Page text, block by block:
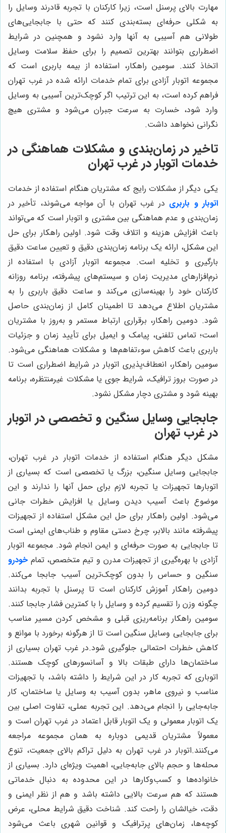
مهارت بالای پرسنل است، زیرا کارکنان با تجربه قادرند وسایل را
به شکلی حرفه‌ای بسته‌بندی کنند که حتی با جابجایی‌های
طولانی هم آسیبی به آنها وارد نشود و همچنین در شرایط
اضطراری بتوانند بهترین تصمیم را برای حفظ سلامت وسایل
اتخاذ کنند. سومین راهکار، استفاده از بیمه باربری است که
مجموعه اتوبار آزادی برای تمام خدمات ارائه شده در غرب تهران
فراهم کرده است، به این ترتیب اگر کوچک‌ترین آسیبی به وسایل
وارد شود، خسارت به سرعت جبران می‌شود و مشتری هیچ
نگرانی نخواهد داشت.
تاخیر در زمان‌بندی و مشکلات هماهنگی در
خدمات اتوبار در غرب تهران
یکی دیگر از مشکلات رایج که مشتریان هنگام استفاده از خدمات
اتوبار و باربری در غرب تهران با آن مواجه می‌شوند، تأخیر در
زمان‌بندی و عدم هماهنگی بین مشتری و اتوبار است که می‌تواند
باعث افزایش هزینه و اتلاف وقت شود. اولین راهکار برای حل
این مشکل، ارائه یک برنامه زمان‌بندی دقیق و تعیین ساعت دقیق
بارگیری و تخلیه است. مجموعه اتوبار آزادی با استفاده از
نرم‌افزارهای مدیریت زمان و سیستم‌های پیشرفته، برنامه روزانه
کارکنان خود را بهینه‌سازی می‌کند و ساعت دقیق باربری را به
مشتریان اطلاع می‌دهد تا اطمینان کامل از زمان‌بندی حاصل
شود. دومین راهکار، برقراری ارتباط مستمر و به‌روز با مشتریان
است؛ تماس تلفنی، پیامک و ایمیل برای تأیید زمان و جزئیات
باربری باعث کاهش سوءتفاهم‌ها و مشکلات هماهنگی می‌شود.
سومین راهکار، انعطاف‌پذیری اتوبار در شرایط اضطراری است تا
در صورت بروز ترافیک، شرایط جوی یا مشکلات غیرمنتظره، برنامه
بهینه شود و مشتری دچار مشکل نشود.
جابجایی وسایل سنگین و تخصصی در اتوبار
در غرب تهران
مشکل دیگر هنگام استفاده از خدمات اتوبار در غرب تهران،
جابجایی وسایل سنگین، بزرگ یا تخصصی است که بسیاری از
اتوبارها تجهیزات یا تجربه لازم برای حمل آنها را ندارند و این
موضوع باعث آسیب دیدن وسایل یا افزایش خطرات جانی
می‌شود. اولین راهکار برای حل این مشکل استفاده از تجهیزات
پیشرفته مانند بالابر، چرخ دستی مقاوم و طناب‌های ایمنی است
تا جابجایی به صورت حرفه‌ای و ایمن انجام شود. مجموعه اتوبار
آزادی با بهره‌گیری از تجهیزات مدرن و تیم متخصص، تمام خودرو
سنگین و حساس را بدون کوچک‌ترین آسیب جابجا می‌کند.
دومین راهکار آموزش کارکنان است تا پرسنل با تجربه بدانند
چگونه وزن را تقسیم کرده و وسایل را با کمترین فشار جابجا کنند.
سومین راهکار برنامه‌ریزی قبلی و مشخص کردن مسیر مناسب
برای جابجایی وسایل سنگین است تا از هرگونه برخورد با موانع و
کاهش خطرات احتمالی جلوگیری شود.در غرب تهران بسیاری از
ساختمان‌ها دارای طبقات بالا و آسانسورهای کوچک هستند.
اتوباری که تجربه کار در این شرایط را داشته باشد، با تجهیزات
مناسب و نیروی ماهر، بدون آسیب به وسایل یا ساختمان، کار
جابه‌جایی را انجام می‌دهد. این تجربه عملی، تفاوت اصلی بین
یک اتوبار معمولی و یک اتوبار قابل اعتماد در غرب تهران است و
معمولاً مشتریان قدیمی دوباره به همان مجموعه مراجعه
می‌کنند.اتوبار در غرب تهران به دلیل تراکم بالای جمعیت، تنوع
محله‌ها و حجم بالای جابه‌جایی، اهمیت ویژه‌ای دارد. بسیاری از
خانواده‌ها و کسب‌وکارها در این محدوده به دنبال خدماتی
هستند که هم سرعت بالایی داشته باشد و هم از نظر ایمنی و
دقت، خیالشان را راحت کند. شناخت دقیق شرایط محلی، عرض
کوچه‌ها، زمان‌های پرترافیک و قوانین شهری باعث می‌شود